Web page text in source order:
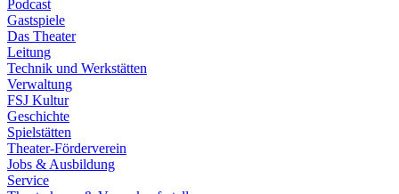
Podcast
Gastspiele
Das Theater
Leitung
Technik und Werkstätten
Verwaltung
FSJ Kultur
Geschichte
Spielstätten
Theater-Förderverein
Jobs & Ausbildung
Service